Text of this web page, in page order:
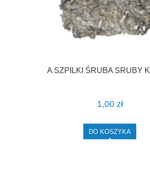
A SZPILKI ŚRUBA SRUBY
1,00 zł
DO KOSZYKA